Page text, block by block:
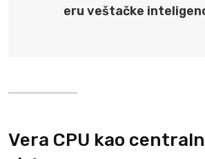
eru veštačke
Vera CPU kao